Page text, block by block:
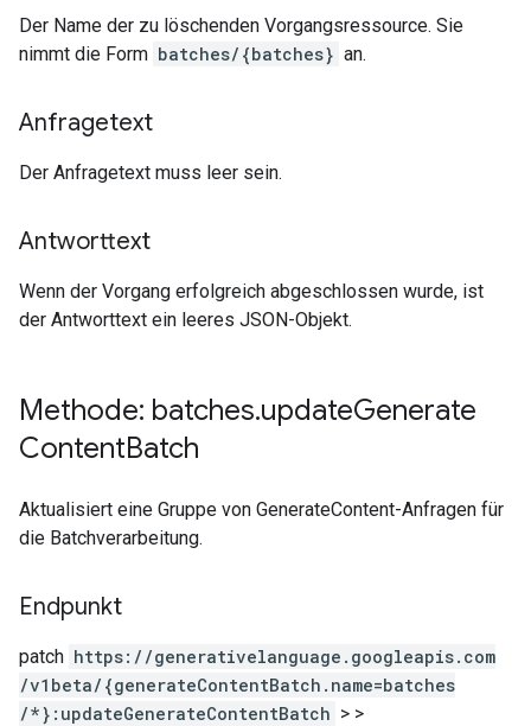
Der Name der zu löschenden Vorgangsressource. Sie
nimmt die Form batches/{batches} an.
Anfragetext
Der Anfragetext muss leer sein.
Antworttext
Wenn der Vorgang erfolgreich abgeschlossen wurde, ist
der Antworttext ein leeres JSON-Objekt.
Methode: batches.updateGenerate
ContentBatch
Aktualisiert eine Gruppe von GenerateContent-Anfragen für
die Batchverarbeitung.
Endpunkt
patch https: / /generativelanguage.googleapis.com
/v1beta/{generateContentBatch.name=batches
/*}:updateGenerateContentBatch > >